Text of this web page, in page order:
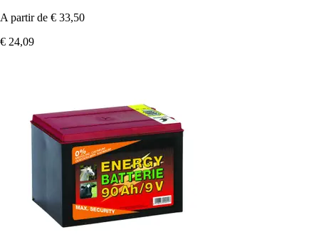
A partir de € 33,50
€ 24,09